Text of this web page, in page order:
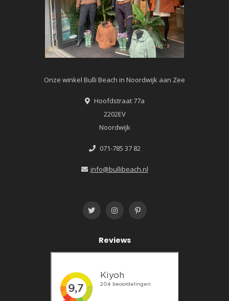
Onze winkel Bulli Beach in Noordwijk aan Zee
Hoofdstraat 77a
2202EV
Noordwijk
071-785 37 82
info@bullibeach.nl
Reviews